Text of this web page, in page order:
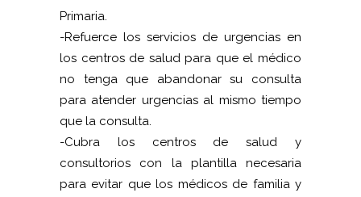
Primaria.
-Refuerce los servicios de urgencias en
los centros de salud para que el médico
no tenga que abandonar su consulta
para atender urgencias al mismo tiempo
que la consulta.
-Cubra los centros de salud y
consultorios con la plantilla necesaria
para evitar que los médicos de familia y